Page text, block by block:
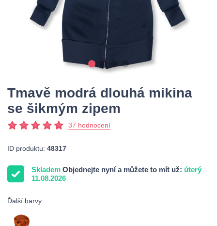
Tmavě modrá dlouhá mikina
se šikmým zipem
37 hodnocení
ID produktu: 48317
Skladem Objednejte nyní a můžete to mít už: úterý
11.08.2026
Ďalší barvy: